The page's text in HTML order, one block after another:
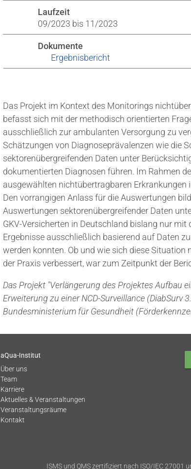
Laufzeit
09/2023 bis 11/2023
Dokumente
Ergebnisbericht
Das Projekt im Kontext des Monitorings
befasst sich mit der methodisch orientierten
ausschließlich zur ambulanten Versorgung zu
Schätzungen von Diagnoseprävalenzen wie die
sektorenübergreifenden Daten unter
dokumentierten Diagnosen führen. Im Rahmen
ausgewählten nichtübertragbaren Erkrankungen
Den vorrangigen Anlass für die Auswertungen
Auswertungen sektorenübergreifender Daten
GKV-Versicherten in Deutschland bislang nur
Ergebnisse ausschließlich basierend auf Daten
werden konnten. Ob und wie sich diese
der Praxis verbessert, war zum Zeitpunkt der
Das Projekt "Verlängerung des Projektes Aufbau
Erweiterung zu einer NCD-Surveillance (DiabSurv
Bundesministerium für Gesundheit
aQua-Institut
Über uns
Team
Karriere
Aktuelles & Veranstaltungen
Veranstaltungsräume
Kontakt
ISMS und QMS zertifiziert nach ISO/IEC 27001